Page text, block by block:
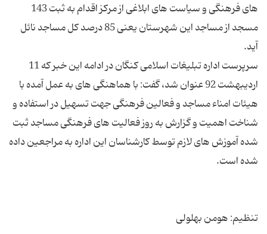
های فرهنگی و سیاست های ابلاغی از مركز اقدام به ثبت 143
مسجد از مساجد این شهرستان یعنی 85 درصد كل مساجد نائل
سرپرست اداره تبلیغات اسلامی كنگان در ادامه این خبر كه 11
اردیبهشت 92 عنوان شد، گفت: با هماهنگی های به عمل آمده با
هیئات امناء مساجد و فعالین فرهنگی جهت تسهیل در استفاده و
شناخت اهمیت و گزارش به روز فعالیت های فرهنگی مساجد ثبت
شده آموزش های لازم توسط كارشناسان این اداره به مراجعین داده
تنظیم: هومن بهلولی